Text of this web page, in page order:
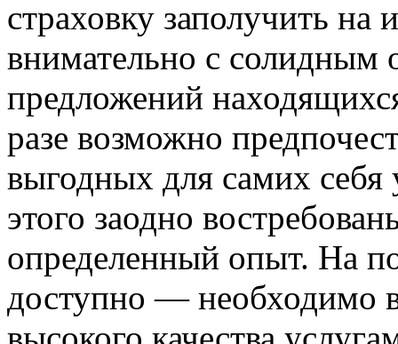
страховку заполучить на
внимательно с солидным
предложений
разе возможно
выгодных для самих себя
этого заодно
определенный опыт. На
доступно — необходимо